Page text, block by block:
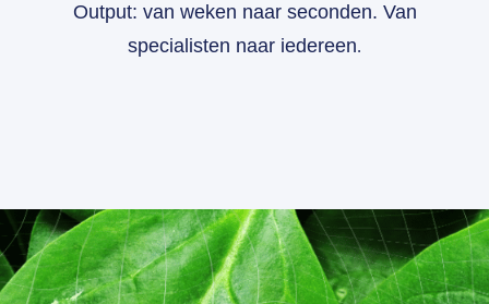
Output: van weken naar seconden. Van
specialisten naar iedereen.